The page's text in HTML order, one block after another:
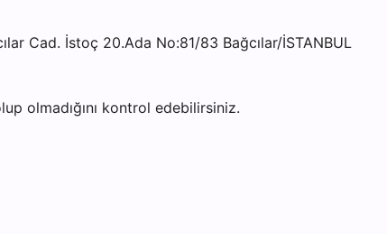
Cad. İstoç 20.Ada No:81/83 Bağcılar/İSTANBUL
olmadığını kontrol edebilirsiniz.